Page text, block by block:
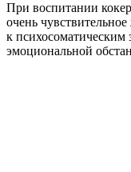
При воспитании
очень
к психосоматическим
эмоциональной